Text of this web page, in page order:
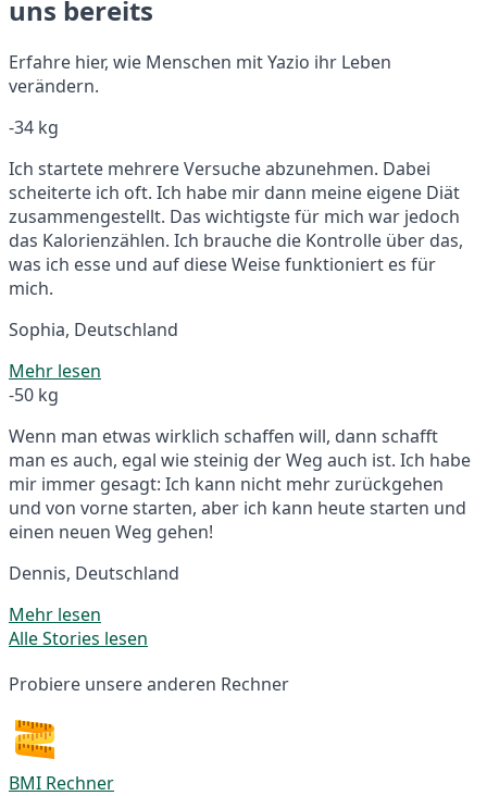
uns bereits
Erfahre hier, wie Menschen mit Yazio ihr Leben
verändern.
-34 kg
Ich startete mehrere Versuche abzunehmen. Dabei
scheiterte ich oft. Ich habe mir dann meine eigene Diät
zusammengestellt. Das wichtigste für mich war jedoch
das Kalorienzählen. Ich brauche die Kontrolle über das,
was ich esse und auf diese Weise funktioniert es für
mich.
Sophia, Deutschland
Mehr lesen
-50 kg
Wenn man etwas wirklich schaffen will, dann schafft
man es auch, egal wie steinig der Weg auch ist. Ich habe
mir immer gesagt: Ich kann nicht mehr zurückgehen
und von vorne starten, aber ich kann heute starten und
einen neuen Weg gehen!
Dennis, Deutschland
Mehr lesen
Alle Stories lesen
Probiere unsere anderen Rechner
BMI Rechner